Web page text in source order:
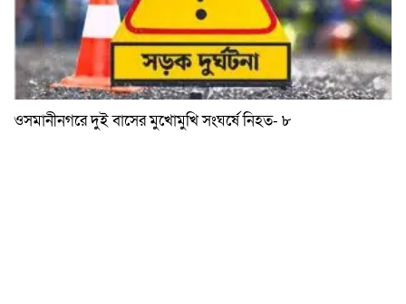
ওসমানীনগরে দুই বাসের মুখোমুখি সংঘর্ষে নিহত- ৮